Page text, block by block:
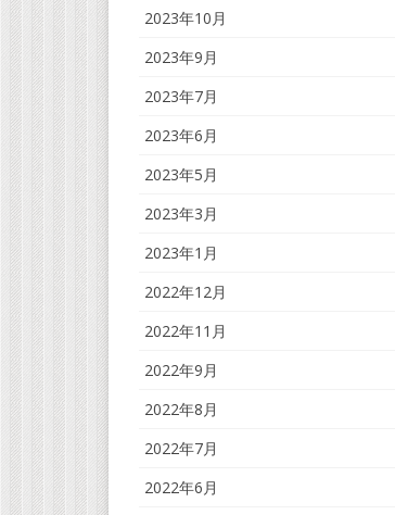
2023年10月
2023年9月
2023年7月
2023年6月
2023年5月
2023年3月
2023年1月
2022年12月
2022年11月
2022年9月
2022年8月
2022年7月
2022年6月